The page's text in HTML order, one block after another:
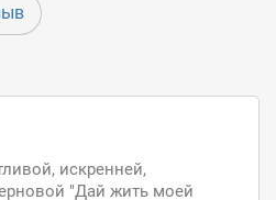
искренней,
"Дай жить моей